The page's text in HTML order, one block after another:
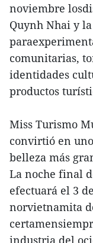
noviembre
Quynh Nhai y
comunitarias,
identidades
productos
Miss Turismo
convirtió en
belleza más
La noche final
efectuará el 3
norvietnamita